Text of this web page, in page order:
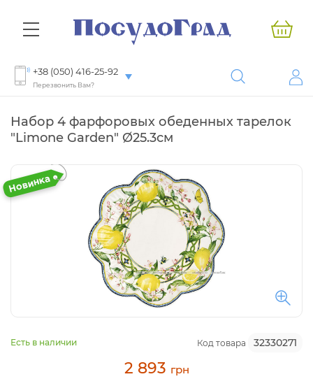
+38 (050) 416-25-92
Перезвонить Вам?
Набор 4 фарфоровых обеденных тарелок
"Limone Garden" Ø25.3см
Есть в наличии Код товара 32330271
2 893 грн